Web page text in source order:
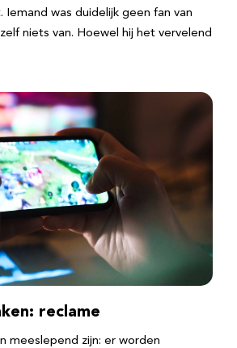
Iemand was duidelijk geen fan van
niets van. Hoewel hij het vervelend
reclame
meeslepend zijn: er worden